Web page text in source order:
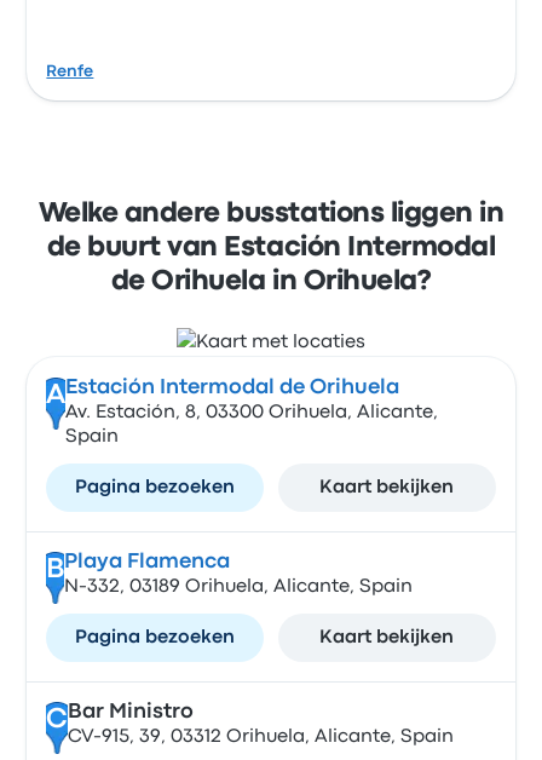
Renfe
Welke andere busstations liggen in
de buurt van Estación Intermodal
de Orihuela in Orihuela?
A Estación Intermodal de Orihuela
Av. Estación, 8, 03300 Orihuela, Alicante,
Spain
Pagina bezoeken Kaart bekijken
B Playa Flamenca
N-332, 03189 Orihuela, Alicante, Spain
Pagina bezoeken Kaart bekijken
CBar Ministro
CV-915, 39, 03312 Orihuela, Alicante, Spain